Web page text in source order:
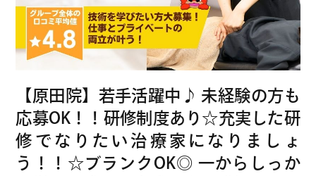
ル
プ
イ
ト
【原田院】若手活躍中♪ 未経験の方も
応募OK！！研修制度あり☆充実した研
修でなりたい治療家になりましょ
う！！☆ブランクOK◎ 一からしっか